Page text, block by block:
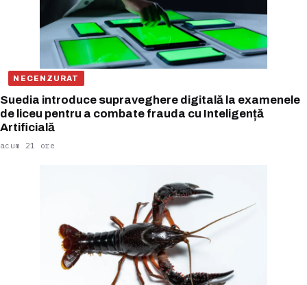
NECENZURAT
Suedia introduce supraveghere digitală la examenele
de liceu pentru a combate frauda cu Inteligență
Artificială
acum 21 ore